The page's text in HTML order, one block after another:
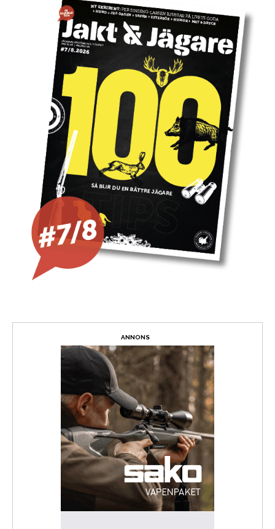
ANNONS